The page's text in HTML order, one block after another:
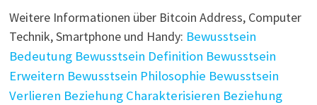
Weitere Informationen über Bitcoin Address, Computer
Technik, Smartphone und Handy: Bewusstsein
Bedeutung Bewusstsein Definition Bewusstsein
Erweitern Bewusstsein Philosophie Bewusstsein
Verlieren Beziehung Charakterisieren Beziehung